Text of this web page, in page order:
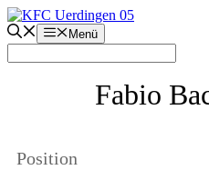
Zum
Inhalt
springen
Menü
Fabio
Position